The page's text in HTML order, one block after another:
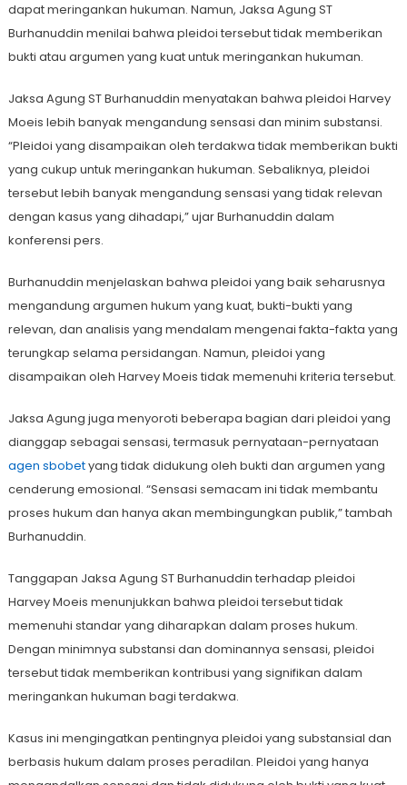
dapat meringankan hukuman. Namun, Jaksa Agung ST
Burhanuddin menilai bahwa pleidoi tersebut tidak memberikan
bukti atau argumen yang kuat untuk meringankan hukuman.
Jaksa Agung ST Burhanuddin menyatakan bahwa pleidoi Harvey
Moeis lebih banyak mengandung sensasi dan minim substansi.
“Pleidoi yang disampaikan oleh terdakwa tidak memberikan bukti
yang cukup untuk meringankan hukuman. Sebaliknya, pleidoi
tersebut lebih banyak mengandung sensasi yang tidak relevan
dengan kasus yang dihadapi,” ujar Burhanuddin dalam
konferensi pers.
Burhanuddin menjelaskan bahwa pleidoi yang baik seharusnya
mengandung argumen hukum yang kuat, bukti-bukti yang
relevan, dan analisis yang mendalam mengenai fakta-fakta yang
terungkap selama persidangan. Namun, pleidoi yang
disampaikan oleh Harvey Moeis tidak memenuhi kriteria tersebut.
Jaksa Agung juga menyoroti beberapa bagian dari pleidoi yang
dianggap sebagai sensasi, termasuk pernyataan-pernyataan
agen sbobetyang tidak didukung oleh bukti dan argumen yang
cenderung emosional. “Sensasi semacam ini tidak membantu
proses hukum dan hanya akan membingungkan publik,” tambah
Burhanuddin.
Tanggapan Jaksa Agung ST Burhanuddin terhadap pleidoi
Harvey Moeis menunjukkan bahwa pleidoi tersebut tidak
memenuhi standar yang diharapkan dalam proses hukum.
Dengan minimnya substansi dan dominannya sensasi, pleidoi
tersebut tidak memberikan kontribusi yang signifikan dalam
meringankan hukuman bagi terdakwa.
Kasus ini mengingatkan pentingnya pleidoi yang substansial dan
berbasis hukum dalam proses peradilan. Pleidoi yang hanya